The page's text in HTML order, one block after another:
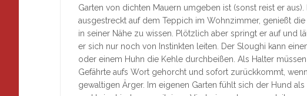
Garten von dichten Mauern umgeben ist (sonst reist er
ausgestreckt auf dem Teppich im Wohnzimmer, genießt
in seiner Nähe zu wissen. Plötzlich aber springt er auf und
er sich nur noch von Instinkten leiten. Der Sloughi kann
oder einem Huhn die Kehle durchbeißen. Als Halter
Gefährte aufs Wort gehorcht und sofort zurückkommt,
gewaltigen Ärger. Im eigenen Garten fühlt sich der Hund